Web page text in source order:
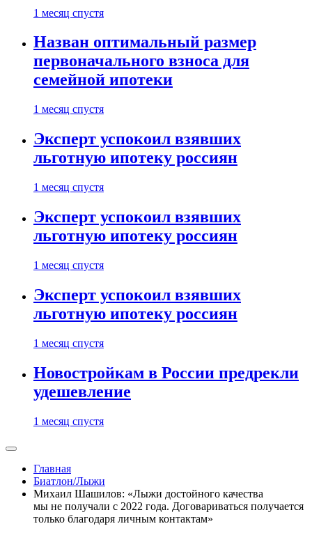
1 месяц спустя
Назван оптимальный размер
первоначального взноса для
семейной ипотеки
1 месяц спустя
Эксперт успокоил взявших
льготную ипотеку россиян
1 месяц спустя
Эксперт успокоил взявших
льготную ипотеку россиян
1 месяц спустя
Эксперт успокоил взявших
льготную ипотеку россиян
1 месяц спустя
Новостройкам в России предрекли
удешевление
1 месяц спустя
Главная
Биатлон/Лыжи
Михаил Шашилов: «Лыжи достойного качества
мы не получали с 2022 года. Договариваться получается
только благодаря личным контактам»